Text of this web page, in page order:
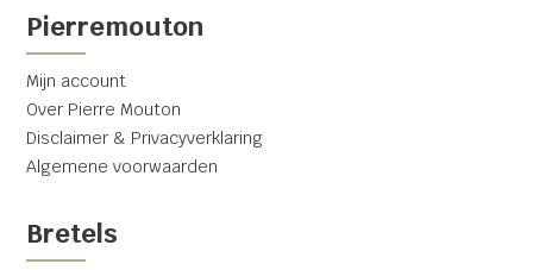
Pierremouton
Mijn account
Over Pierre Mouton
Disclaimer & Privacyverklaring
Algemene voorwaarden
Bretels